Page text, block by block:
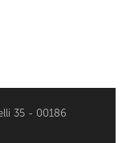
35 - 00186